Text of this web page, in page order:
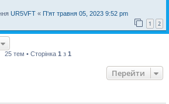
UR5VFT « П'ят травня 05, 2023 9:52 pm
1 2
25 тем • Сторінка 1 з 1
Перейти